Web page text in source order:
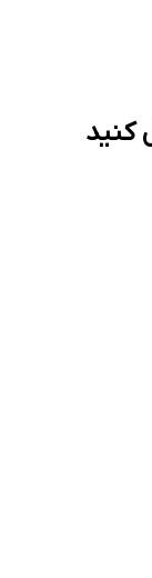
کنید